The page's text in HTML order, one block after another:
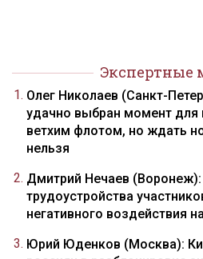
Экспертные
Олег Николаев (Санкт-
удачно выбран момент для
ветхим флотом, но ждать
нельзя
Дмитрий Нечаев
трудоустройства
негативного воздействия
Юрий Юденков (Москва):